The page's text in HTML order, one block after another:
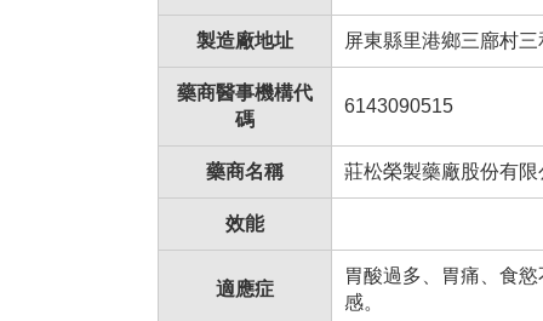
製造廠地址 屏東縣里港鄉三廍村
藥商醫事機構代
碼
6143090515
藥商名稱 莊松榮製藥廠股份有
效能
適應症
胃酸過多、胃痛、食
感。